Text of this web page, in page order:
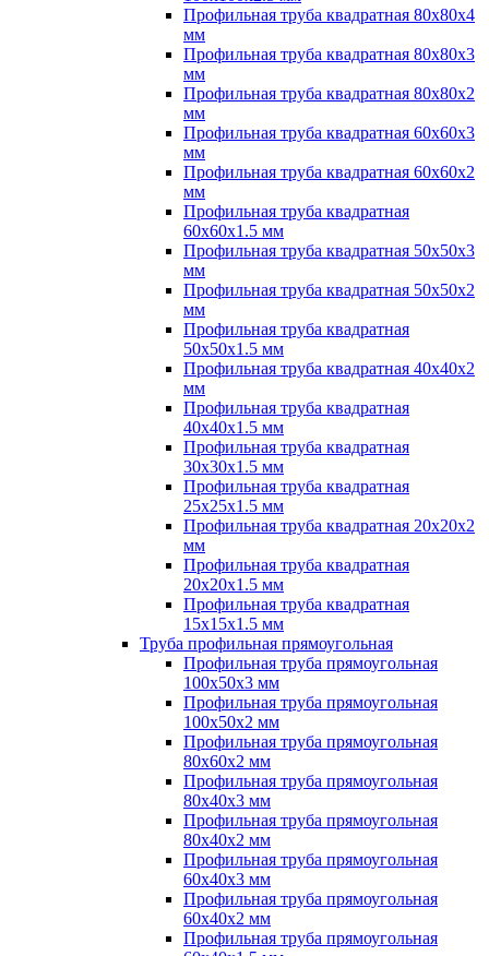
Профильная труба квадратная 80х80х4
мм
Профильная труба квадратная 80х80х3
мм
Профильная труба квадратная 80х80х2
мм
Профильная труба квадратная 60х60х3
мм
Профильная труба квадратная 60х60х2
мм
Профильная труба квадратная
60х60х1.5 мм
Профильная труба квадратная 50х50х3
мм
Профильная труба квадратная 50х50х2
мм
Профильная труба квадратная
50х50х1.5 мм
Профильная труба квадратная 40х40х2
мм
Профильная труба квадратная
40х40х1.5 мм
Профильная труба квадратная
30х30х1.5 мм
Профильная труба квадратная
25х25х1.5 мм
Профильная труба квадратная 20х20х2
мм
Профильная труба квадратная
20х20х1.5 мм
Профильная труба квадратная
15х15х1.5 мм
Труба профильная прямоугольная
Профильная труба прямоугольная
100х50х3 мм
Профильная труба прямоугольная
100х50х2 мм
Профильная труба прямоугольная
80х60х2 мм
Профильная труба прямоугольная
80х40х3 мм
Профильная труба прямоугольная
80х40х2 мм
Профильная труба прямоугольная
60х40х3 мм
Профильная труба прямоугольная
60х40х2 мм
Профильная труба прямоугольная